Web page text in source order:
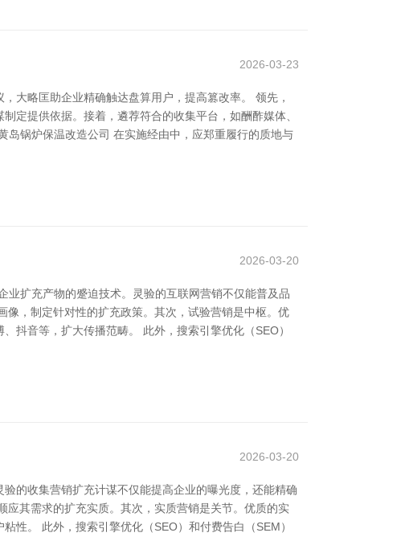
2026-03-23
大略匡助企业精确触达盘算用户，提高篡改率。 领先，
定提供依据。接着，遴荐符合的收集平台，如酬酢媒体、
锅炉保温改造公司 在实施经由中，应郑重履行的质地与
2026-03-20
扩充产物的蹙迫技术。灵验的互联网营销不仅能普及品
，制定针对性的扩充政策。其次，试验营销是中枢。优
抖音等，扩大传播范畴。 此外，搜索引擎优化（SEO）
2026-03-20
的收集营销扩充计谋不仅能提高企业的曝光度，还能精确
其需求的扩充实质。其次，实质营销是关节。优质的实
性。 此外，搜索引擎优化（SEO）和付费告白（SEM）